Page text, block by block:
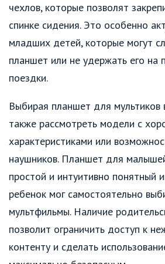
чехлов, которые позволят
спинке сидения. Это особенно
младших детей, которые могут
планшет или не удержать его на
поездки.
Выбирая планшет для мультиков
также рассмотреть модели с
характеристиками или
наушников. Планшет для
простой и интуитивно понятный
ребенок мог самостоятельно
мультфильмы. Наличие
позволит ограничить доступ к
контенту и сделать